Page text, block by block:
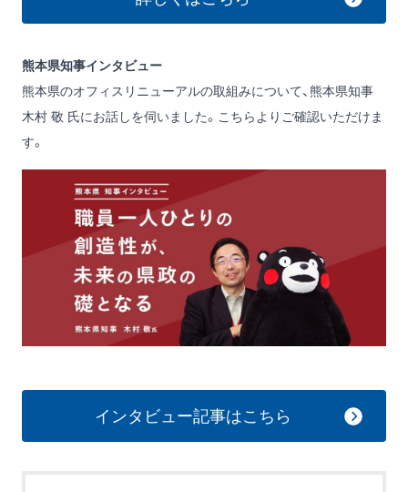
熊本県知事インタビュー
熊本県のオフィスリニューアルの取組みについて、熊本県知事
木村 敬 氏にお話しを伺いました。こちらよりご確認いただけま
す。
インタビュー記事はこちら